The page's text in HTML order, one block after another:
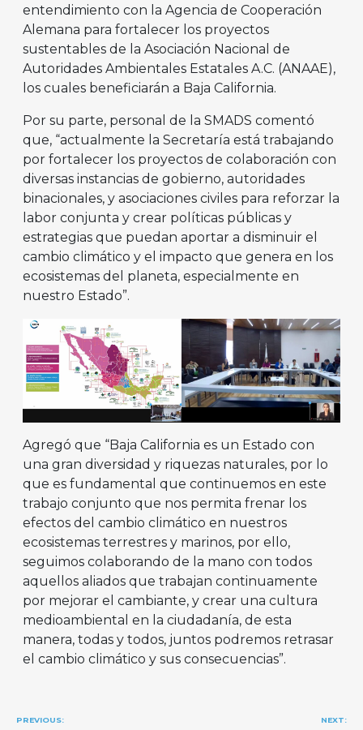
entendimiento con la Agencia de Cooperación
Alemana para fortalecer los proyectos
sustentables de la Asociación Nacional de
Autoridades Ambientales Estatales A.C. (ANAAE),
los cuales beneficiarán a Baja California.
Por su parte, personal de la SMADS comentó
que, “actualmente la Secretaría está trabajando
por fortalecer los proyectos de colaboración con
diversas instancias de gobierno, autoridades
binacionales, y asociaciones civiles para reforzar la
labor conjunta y crear políticas públicas y
estrategias que puedan aportar a disminuir el
cambio climático y el impacto que genera en los
ecosistemas del planeta, especialmente en
nuestro Estado”.
Agregó que “Baja California es un Estado con
una gran diversidad y riquezas naturales, por lo
que es fundamental que continuemos en este
trabajo conjunto que nos permita frenar los
efectos del cambio climático en nuestros
ecosistemas terrestres y marinos, por ello,
seguimos colaborando de la mano con todos
aquellos aliados que trabajan continuamente
por mejorar el cambiante, y crear una cultura
medioambiental en la ciudadanía, de esta
manera, todas y todos, juntos podremos retrasar
el cambio climático y sus consecuencias”.
Navegación
PREVIOUS: NEXT: